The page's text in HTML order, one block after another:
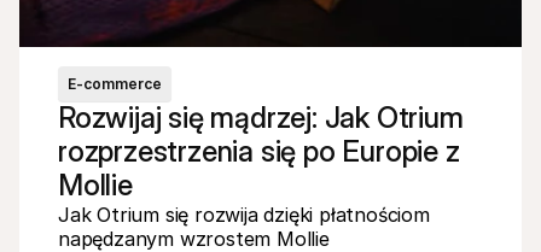
E-commerce
Rozwijaj się mądrzej: Jak Otrium
rozprzestrzenia się po Europie z
Mollie
Jak Otrium się rozwija dzięki płatnościom
napędzanym wzrostem Mollie